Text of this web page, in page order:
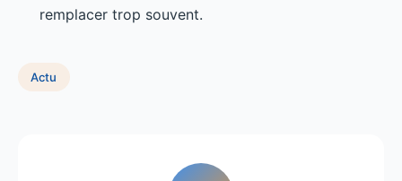
remplacer trop souvent.
Actu